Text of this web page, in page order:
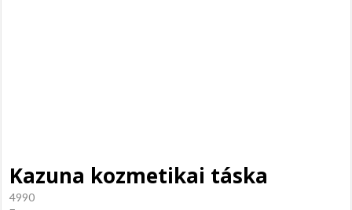
Kazuna kozmetikai táska
4990